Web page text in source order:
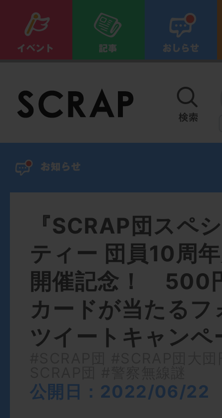
『SCRAP団スペ
ティー 団員10周
開催記念！ 500
カードが当たるフ
ツイートキャン
公開日：2022/06/22